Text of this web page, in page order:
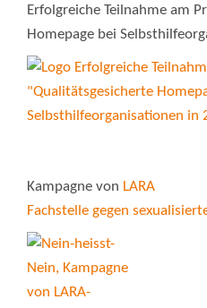
Erfolgreiche Teilnahme am
Homepage bei
Kampagne von LARA
Fachstelle gegen